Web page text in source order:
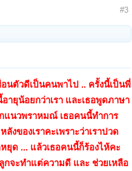
#3
อนตัวดีเป็นคนพาไป .. ครั้งนี้เป็นพี่
ายุน้อยกว่าเรา และเธอพูดภาษา
แนวพราหมณ์ เธอคนนี้ทำการ
งของเราคะเพราะว่าเราปวด
ยุด ... แล้วเธอคนนี้ก็ร้องไห้คะ
กจะทำแต่ความดี และ ช่วยเหลือ